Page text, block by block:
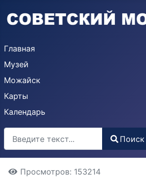
Главная
Музей
Можайск
Карты
Календарь
Type 2 or more characters for results.
Поиск
Просмотров: 153214